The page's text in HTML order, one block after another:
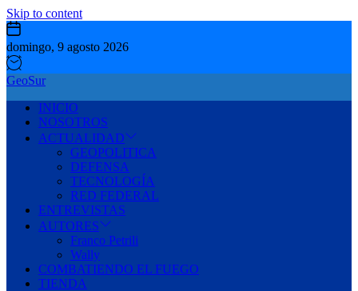
Skip to content
domingo, 9 agosto 2026
GeoSur
INICIO
NOSOTROS
ACTUALIDAD
GEOPOLITICA
DEFENSA
TECNOLOGÍA
RED FEDERAL
ENTREVISTAS
AUTORES
Franco Petrili
Wally
COMBATIENDO EL FUEGO
TIENDA